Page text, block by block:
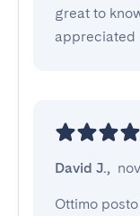
great to
appreciated
David J.,
Ottimo